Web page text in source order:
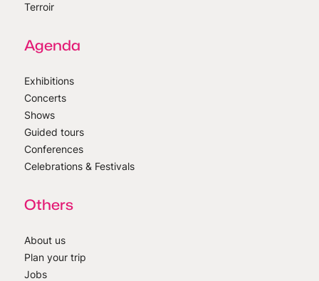
Terroir
Agenda
Exhibitions
Concerts
Shows
Guided tours
Conferences
Celebrations & Festivals
Others
About us
Plan your trip
Jobs